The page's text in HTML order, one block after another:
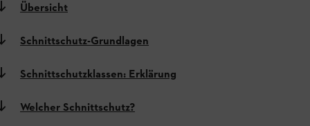
Übersicht
Schnittschutz-Grundlagen
Schnittschutzklassen: Erklärung
Welcher Schnittschutz?